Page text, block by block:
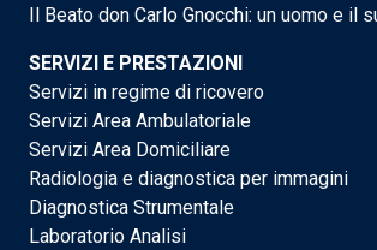
Il Beato don Carlo Gnocchi: un uomo e il
SERVIZI E PRESTAZIONI
Servizi in regime di ricovero
Servizi Area Ambulatoriale
Servizi Area Domiciliare
Radiologia e diagnostica per immagini
Diagnostica Strumentale
Laboratorio Analisi